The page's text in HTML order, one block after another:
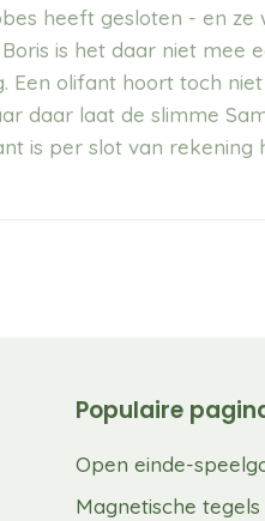
heeft gesloten - en ze
is het daar niet mee
Een olifant hoort toch
daar laat de slimme
is per slot van rekening
Populaire
Open einde-
Magnetische tegels